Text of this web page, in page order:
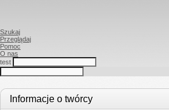
Szukaj
Przeglądaj
Pomoc
O nas
test
Informacje o twórcy